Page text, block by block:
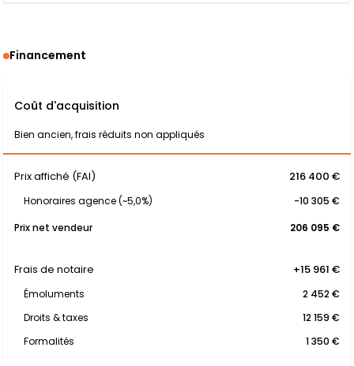
Financement
Coût d'acquisition
Bien ancien, frais réduits non appliqués
Prix affiché (FAI) 216 400 €
Honoraires agence (~5,0%)
-10 305 €
Prix net vendeur
206 095 €
Frais de notaire +15 961 €
Émoluments
2 452 €
Droits & taxes
12 159 €
Formalités
1 350 €